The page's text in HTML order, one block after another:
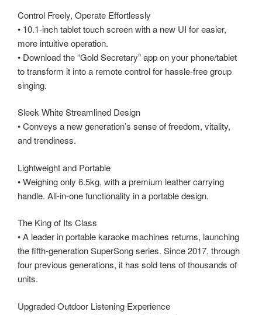
Control Freely, Operate Effortlessly
• 10.1-inch tablet touch screen with a new UI for easier,
more intuitive operation.
• Download the “Gold Secretary” app on your phone/tablet
to transform it into a remote control for hassle-free group
singing.
Sleek White Streamlined Design
• Conveys a new generation’s sense of freedom, vitality,
and trendiness.
Lightweight and Portable
• Weighing only 6.5kg, with a premium leather carrying
handle. All-in-one functionality in a portable design.
The King of Its Class
• A leader in portable karaoke machines returns, launching
the fifth-generation SuperSong series. Since 2017, through
four previous generations, it has sold tens of thousands of
units.
Upgraded Outdoor Listening Experience